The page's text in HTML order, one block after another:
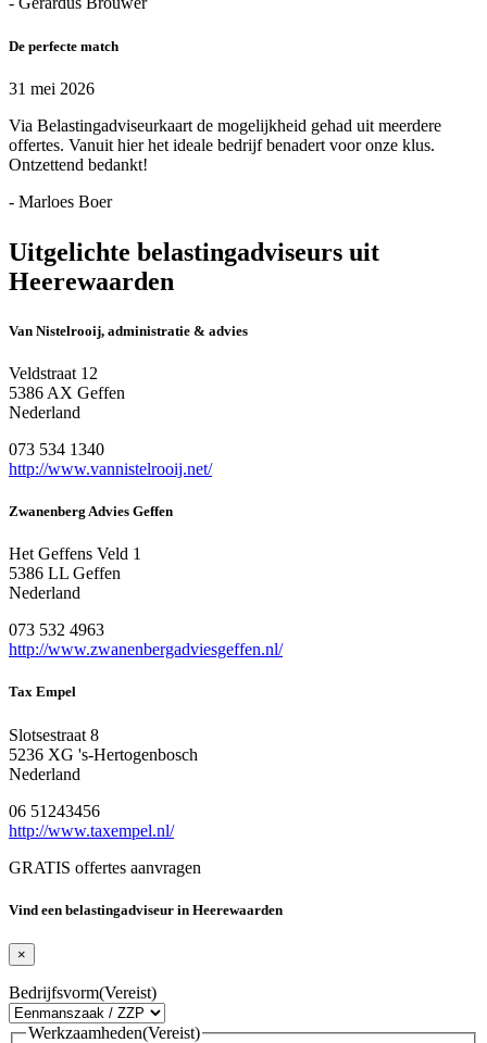
De perfecte match
31 mei 2026
Via Belastingadviseurkaart de mogelijkheid gehad uit meerdere
offertes. Vanuit hier het ideale bedrijf benadert voor onze klus.
Ontzettend bedankt!
- Marloes Boer
Uitgelichte belastingadviseurs uit
Heerewaarden
Van Nistelrooij, administratie & advies
Veldstraat 12
5386 AX Geffen
Nederland
073 534 1340
http://www.vannistelrooij.net/
Zwanenberg Advies Geffen
Het Geffens Veld 1
5386 LL Geffen
Nederland
073 532 4963
http://www.zwanenbergadviesgeffen.nl/
Tax Empel
Slotsestraat 8
5236 XG 's-Hertogenbosch
Nederland
06 51243456
http://www.taxempel.nl/
GRATIS offertes aanvragen
Vind een belastingadviseur in Heerewaarden
×
Bedrijfsvorm(Vereist)
Werkzaamheden(Vereist)